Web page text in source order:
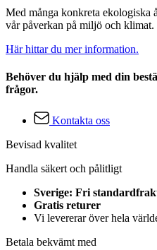
Med många konkreta ekologiska
vår påverkan på miljö och klimat.
Här hittar du mer information.
Behöver du hjälp med din
frågor.
Kontakta oss
Bevisad kvalitet
Handla säkert och pålitligt
Sverige: Fri
Gratis returer
Vi levererar över hela
Betala bekvämt med